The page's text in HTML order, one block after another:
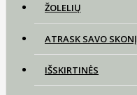
ŽOLELIŲ
ATRASK SAVO SKONĮ
IŠSKIRTINĖS